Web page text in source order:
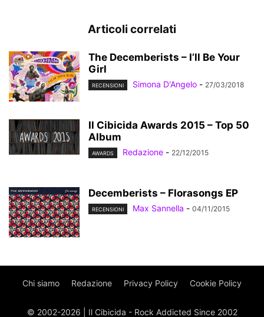
Articoli correlati
The Decemberists – I’ll Be Your
Girl
RECENSIONI Simona D'Angelo - 27/03/2018
Il Cibicida Awards 2015 – Top 50
Album
AWARDS Redazione - 22/12/2015
Decemberists – Florasongs EP
RECENSIONI Max Sannella - 04/11/2015
Chi siamo Redazione Privacy Policy Cookie Policy
© 2002-2026 | Il Cibicida - Rock Addicted Since 2002